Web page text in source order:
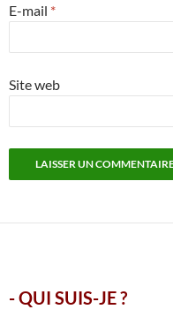
E-mail *
Site web
- QUI SUIS-JE ?